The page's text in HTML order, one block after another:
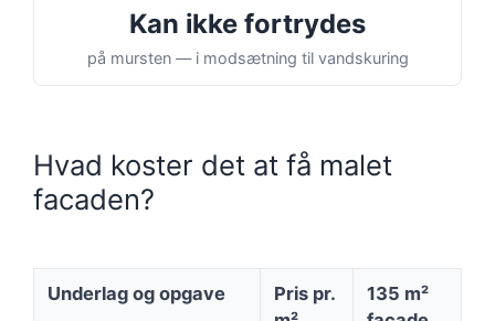
Kan ikke fortrydes
på mursten — i modsætning til vandskuring
Hvad koster det at få malet
facaden?
Underlag og opgave
Pris pr.
135 m²